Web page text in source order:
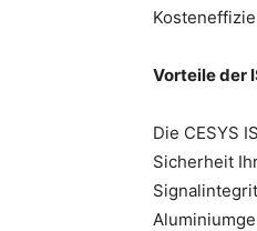
Vorteile der
Die CESYS
Sicherheit